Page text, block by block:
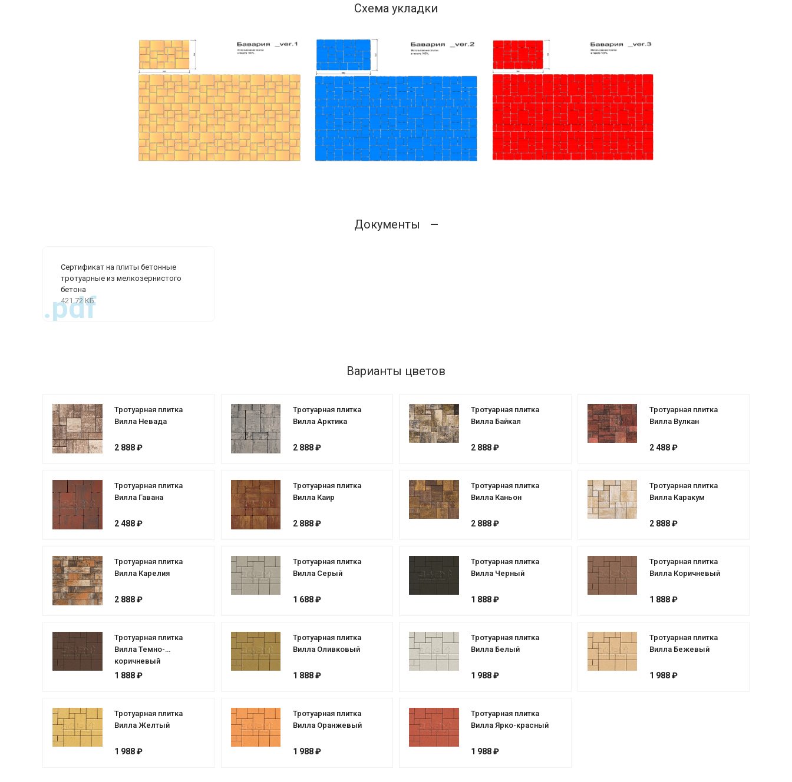
Схема укладки
Документы
Сертификат на плиты бетонные
тротуарные из мелкозернистого
бетона
421.72 КБ
.pdf
Варианты цветов
Тротуарная плитка
Вилла Невада
2 888 ₽
Тротуарная плитка
Вилла Арктика
2 888 ₽
Тротуарная плитка
Вилла Байкал
2 888 ₽
Тротуарная плитка
Вилла Вулкан
2 488 ₽
Тротуарная плитка
Вилла Гавана
2 488 ₽
Тротуарная плитка
Вилла Каир
2 888 ₽
Тротуарная плитка
Вилла Каньон
2 888 ₽
Тротуарная плитка
Вилла Каракум
2 888 ₽
Тротуарная плитка
Вилла Карелия
2 888 ₽
Тротуарная плитка
Вилла Серый
1 688 ₽
Тротуарная плитка
Вилла Черный
1 888 ₽
Тротуарная плитка
Вилла Коричневый
1 888 ₽
Тротуарная плитка
Вилла Темно-
коричневый
1 888 ₽
Тротуарная плитка
Вилла Оливковый
1 888 ₽
Тротуарная плитка
Вилла Белый
1 988 ₽
Тротуарная плитка
Вилла Бежевый
1 988 ₽
Тротуарная плитка
Вилла Желтый
1 988 ₽
Тротуарная плитка
Вилла Оранжевый
1 988 ₽
Тротуарная плитка
Вилла Ярко-красный
1 988 ₽